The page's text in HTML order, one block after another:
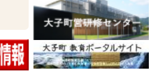
版 No.364（令和8年8月5日
セミナー&個別相談会」が開